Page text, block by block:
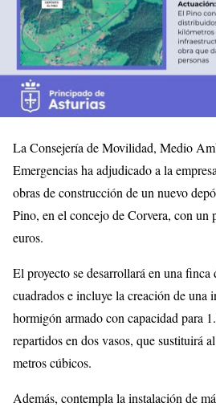
La Consejería de Movilidad, Medio
Emergencias ha adjudicado a la
obras de construcción de un nuevo
Pino, en el concejo de Corvera, con un
euros.
El proyecto se desarrollará en una finca
cuadrados e incluye la creación de una
hormigón armado con capacidad para
repartidos en dos vasos, que sustituirá
metros cúbicos.
Además, contempla la instalación de